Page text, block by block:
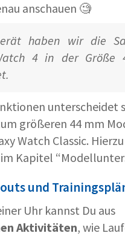
anschauen 🧐
haben wir die
4 in der Größe
unterscheidet
größeren 44 mm
Watch Classic.
Kapitel
und
Uhr kannst Du aus
Aktivitäten, wie